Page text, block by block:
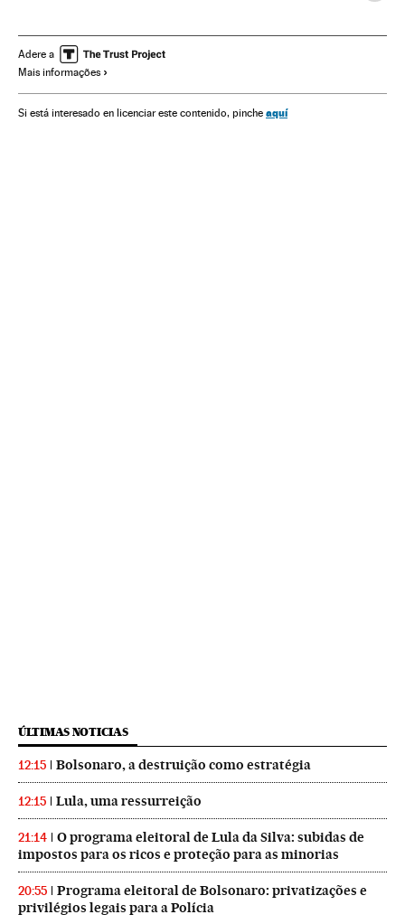
Meios comunicação Política
Nicolás Maduro
Adere a
Mais informações
Si está interesado en licenciar este contenido, pinche aquí
ÚLTIMAS NOTICIAS
12:15 Bolsonaro, a destruição como estratégia
12:15 Lula, uma ressurreição
21:14
O programa eleitoral de Lula da Silva: subidas de
impostos para os ricos e proteção para as minorias
20:55
Programa eleitoral de Bolsonaro: privatizações e
privilégios legais para a Polícia